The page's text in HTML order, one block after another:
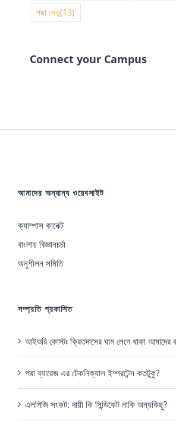
পদ্মা সেতু(13)
Connect your Campus
আমাদের অন্যান্য ওয়েবসাইট
ক্যাম্পাস কানেক্ট
বাংলায় বিজ্ঞানচর্চা
অনুশীলন সমিতি
সম্প্রতি প্রকাশিত
আইভরি কোস্টঃ ক্রিতদাসের ঘাম লেগে থাকা আমাদের
পদ্মা ব্যারেজ এর টেকনিক্যাল ইম্পরটেন্স কতটুকু?
এলপিজি সংকট: দায়ী কি সিন্ডিকেট নাকি অন্যকিছু?